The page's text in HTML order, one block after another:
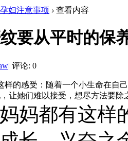
孕妇注意事项 › 查看内容
要从平时的保
| 评论: 0
感受：随着一个小生命在自己
，让她们难以接受，想尽方法
都有这样